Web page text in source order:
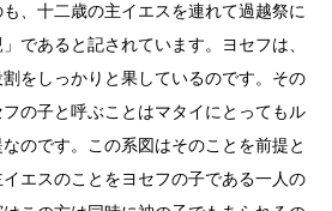
、十二歳の主イエスを連れて過越祭に
であると記されています。ヨセフは、
をしっかりと果しているのです。その
の子と呼ぶことはマタイにとってもル
のです。この系図はそのことを前提と
エスのことをヨセフの子である一人の